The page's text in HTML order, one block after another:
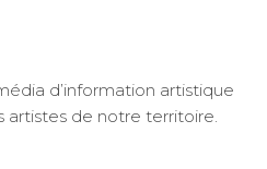
d’information artistique
artistes de notre territoire.